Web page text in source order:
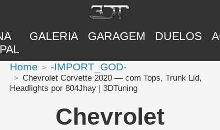
GALERIA GARAGEM DUELOS
Home -IMPORT_GOD-
Chevrolet Corvette 2020 — com Tops, Trunk Lid,
Headlights por 804Jhay | 3DTuning
Chevrolet